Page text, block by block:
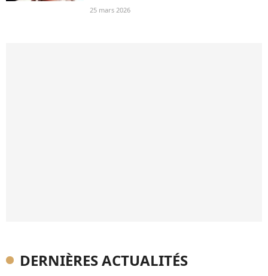
25 mars 2026
DERNIÈRES ACTUALITÉS